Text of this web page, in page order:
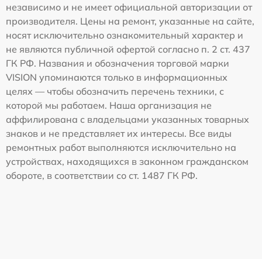
независимо и не имеет официальной авторизации от
производителя. Цены на ремонт, указанные на сайте,
носят исключительно ознакомительный характер и
не являются публичной офертой согласно п. 2 ст. 437
ГК РФ. Названия и обозначения торговой марки
VISION упоминаются только в информационных
целях — чтобы обозначить перечень техники, с
которой мы работаем. Наша организация не
аффилирована с владельцами указанных товарных
знаков и не представляет их интересы. Все виды
ремонтных работ выполняются исключительно на
устройствах, находящихся в законном гражданском
обороте, в соответствии со ст. 1487 ГК РФ.